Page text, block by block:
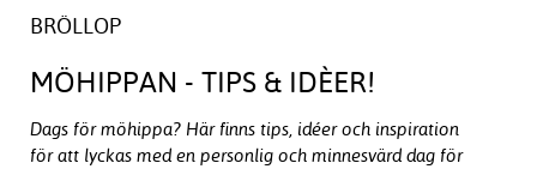
BRÖLLOP
MÖHIPPAN - TIPS & IDÈER!
Dags för möhippa? Här finns tips, idéer och inspiration
för att lyckas med en personlig och minnesvärd dag för